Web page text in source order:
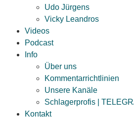
Udo Jürgens
Vicky Leandros
Videos
Podcast
Info
Über uns
Kommentarrichtlinien
Unsere Kanäle
Schlagerprofis |
Kontakt